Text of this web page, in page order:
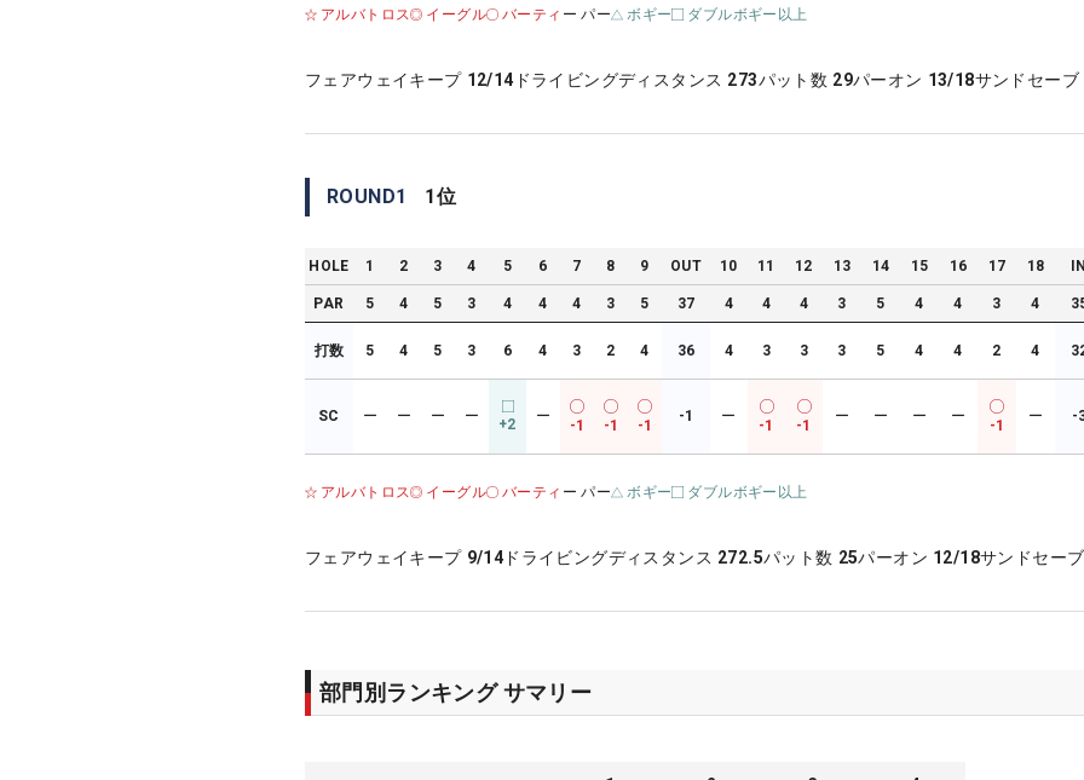
アルバトロス イーグル バーティ ー パー ボギー ダブルボギー以上
フェアウェイキープ 12/14 ドライビングディスタンス 273パット数 29パーオン 13/18サンドセーブ
ROUND1 1位
HOLE 1 2 3 4 5 6 7 8 9 OUT 10 11 12 13 14 15 16 17 18
PAR 5 4 5 3 4 4 4 3 5 37 4 4 4 3 5 4 4 3 4
打数 5 4 5 3 6 4 3 2 4 36 4 3 3 3 5 4 4 2 4
SC ー ー ー ー +2 ー
-1 -1 -1
-1 ー
-1 -1
ー ー ー ー
-1
ー -
アルバトロス イーグル バーティ ー パー ボギー ダブルボギー以上
フェアウェイキープ 9/14 ドライビングディスタンス 272.5パット数 25パーオン 12/18サンドセーブ
部門別ランキング サマリー